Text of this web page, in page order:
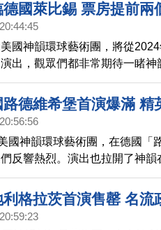
國萊比錫 票房提前兩
國神韻環球藝術團，將從
出，觀眾們都非常期待一睹
首次迎來神韻的東部名城萊
德維希堡首演爆滿 精
國神韻環球藝術團，在德國「
反響熱烈。演出也拉開了神韻
格拉茨首演售罄 名流